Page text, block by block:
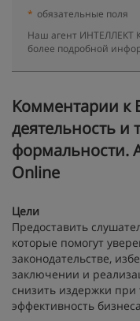
* обязательные поля
Наш агент ИНТЕЛЛЕКТ
более подробной
Kомментарии к
деятельность
формальности.
Online
Цели
Предоставить
которые помогут
законодательстве,
заключении и
снизить издержки
эффективность